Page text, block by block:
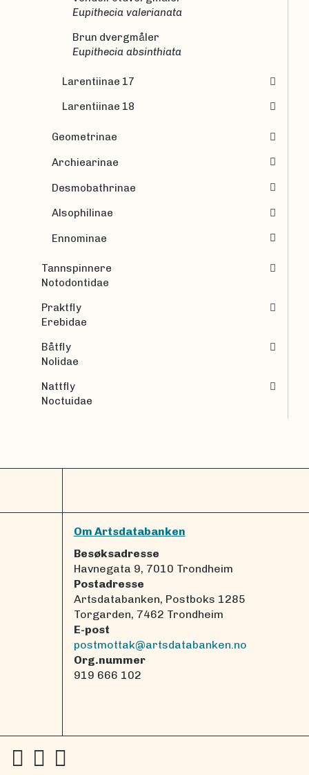
Eupithecia valerianata
Brun dvergmåler
Eupithecia absinthiata
Larentiinae 17
Larentiinae 18
Geometrinae
Archiearinae
Desmobathrinae
Alsophilinae
Ennominae
Tannspinnere
Notodontidae
Praktfly
Erebidae
Båtfly
Nolidae
Nattfly
Noctuidae
Om Artsdatabanken
Besøksadresse
Havnegata 9, 7010 Trondheim
Postadresse
Artsdatabanken, Postboks 1285
Torgarden, 7462 Trondheim
E-post
postmottak@artsdatabanken.no
Org.nummer
919 666 102